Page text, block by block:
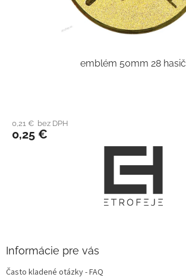
emblém 50mm 28 hasič
0,21 € bez DPH
0,25 €
Informácie pre vás
Často kladené otázky - FAQ